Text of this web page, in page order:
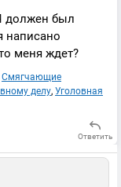
должен был
написано
меня ждет?
Смягчающие
делу, Уголовная
Ответить